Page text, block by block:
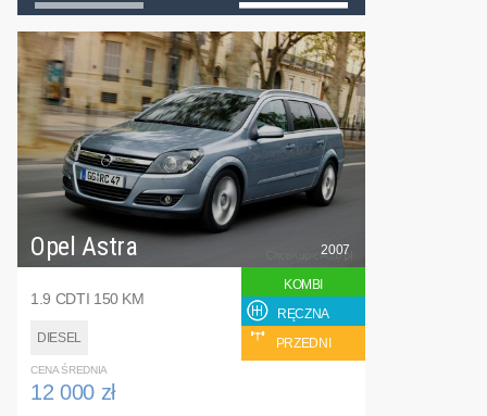
Opel Astra
1.9 CDTI 150 KM
DIESEL
2007
KOMBI
RĘCZNA
PRZEDNI
CENA ŚREDNIA
12 000 zł